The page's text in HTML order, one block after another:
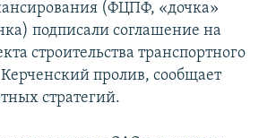
(ФЦПФ, «дочка»
подписали соглашение на
строительства транспортного
пролив, сообщает
стратегий.